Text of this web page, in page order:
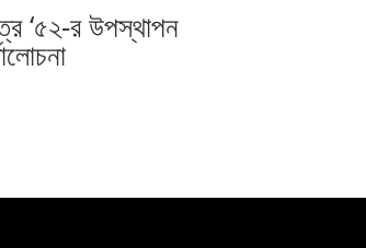
‘৫২-র উপস্থাপন